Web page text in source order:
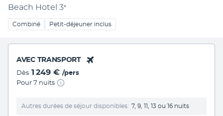
Beach Hotel 3*
Combiné Petit-déjeuner inclus
AVEC TRANSPORT
Dès 1 249 € /pers
Pour 7 nuits
Autres durées de séjour disponibles 7, 9, 11, 13 ou 16 nuits